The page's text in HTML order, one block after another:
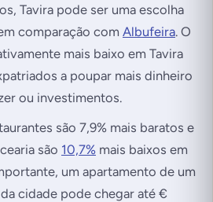
Tavira pode ser uma escolha
comparação com Albufeira. O
mais baixo em Tavira
a poupar mais dinheiro
ou investimentos.
são 7,9% mais baratos e
são 10,7% mais baixos em
um apartamento de um
cidade pode chegar até €